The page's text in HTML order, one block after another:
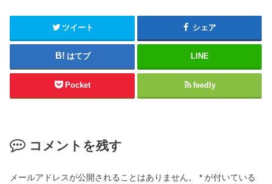
ツイート シェア
はてブ LINE
Pocket feedly
コメントを残す
メールアドレスが公開されることはありません。 * が付いている